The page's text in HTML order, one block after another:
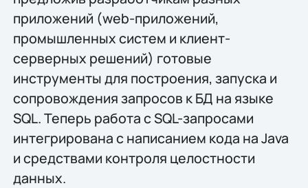
приложений (web-приложений,
промышленных систем и клиент-
серверных решений) готовые
инструменты для построения, запуска и
сопровождения запросов к БД на языке
SQL. Теперь работа с SQL-запросами
интегрирована с написанием кода на Java
и средствами контроля целостности
данных.